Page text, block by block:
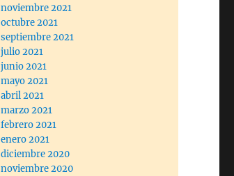
noviembre 2021
octubre 2021
septiembre 2021
julio 2021
junio 2021
mayo 2021
abril 2021
marzo 2021
febrero 2021
enero 2021
diciembre 2020
noviembre 2020